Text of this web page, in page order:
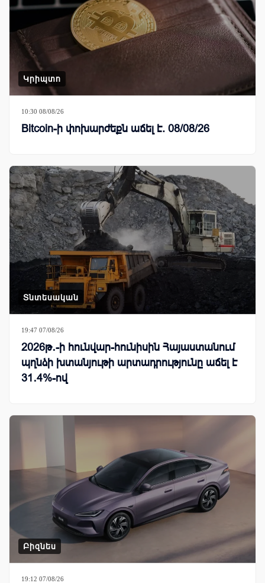
Կրիպտո
10:30 08/08/26
Bitcoin-ի փոխարժեքն աճել է. 08/08/26
Տնտեսական
19:47 07/08/26
2026թ․-ի հունվար-հունիսին Հայաստանում
պղնձի խտանյութի արտադրությունը աճել է
31․4%-ով
Բիզնես
19:12 07/08/26